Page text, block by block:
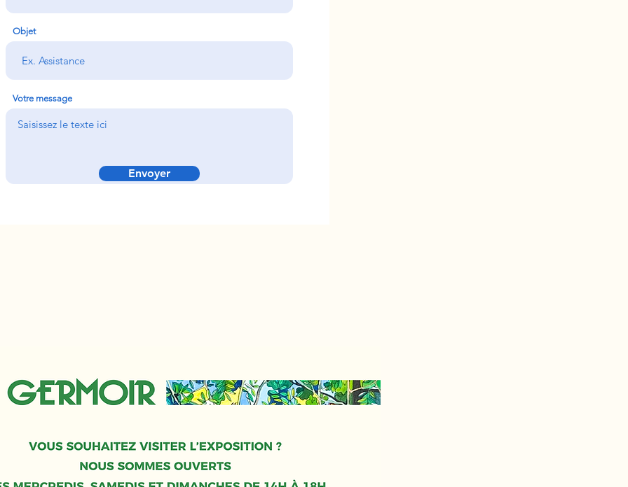
Objet
Votre message
Envoyer